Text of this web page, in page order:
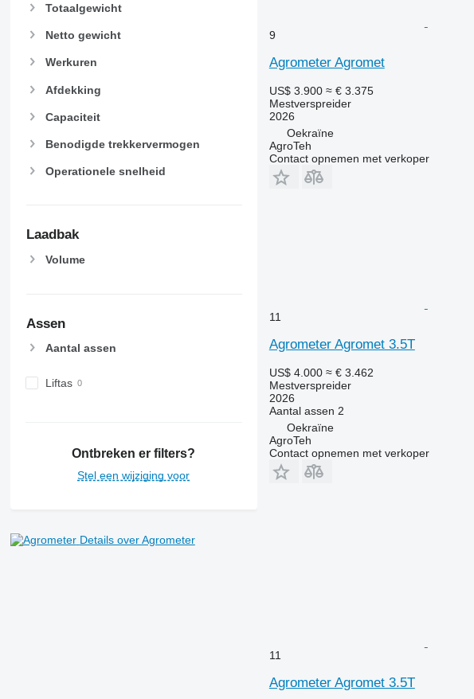
Totaalgewicht
Netto gewicht
Werkuren
Afdekking
Capaciteit
Benodigde trekkervermogen
Operationele snelheid
Laadbak
Volume
Assen
Aantal assen
Liftas
Ontbreken er filters?
Stel een wijziging voor
Details over Agrometer
9
Agrometer Agromet
US$ 3.900 ≈ € 3.375
Mestverspreider
2026
Oekraïne
AgroTeh
Contact opnemen met verkoper
11
Agrometer Agromet 3.5T
US$ 4.000 ≈ € 3.462
Mestverspreider
2026
Aantal assen 2
Oekraïne
AgroTeh
Contact opnemen met verkoper
11
Agrometer Agromet 3.5T